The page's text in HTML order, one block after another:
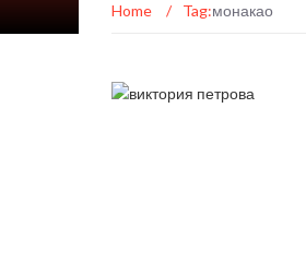
Home / Tag:монакао